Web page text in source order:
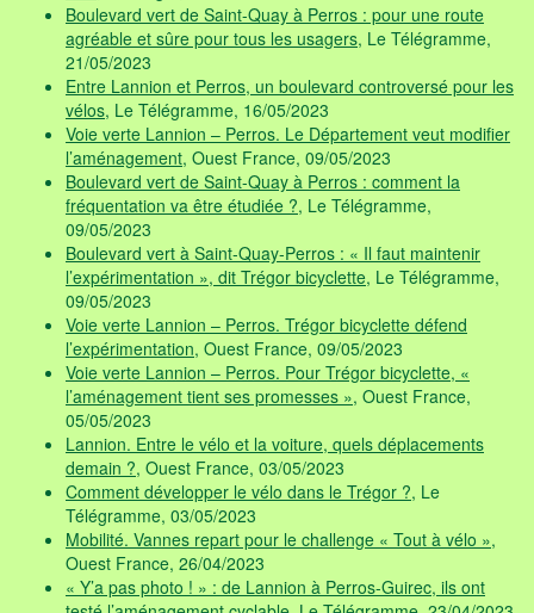
Boulevard vert de Saint-Quay à Perros : pour une route
agréable et sûre pour tous les usagers, Le Télégramme,
21/05/2023
Entre Lannion et Perros, un boulevard controversé pour les
vélos, Le Télégramme, 16/05/2023
Voie verte Lannion – Perros. Le Département veut modifier
l’aménagement, Ouest France, 09/05/2023
Boulevard vert de Saint-Quay à Perros : comment la
fréquentation va être étudiée ?, Le Télégramme,
09/05/2023
Boulevard vert à Saint-Quay-Perros : « Il faut maintenir
l’expérimentation », dit Trégor bicyclette, Le Télégramme,
09/05/2023
Voie verte Lannion – Perros. Trégor bicyclette défend
l’expérimentation, Ouest France, 09/05/2023
Voie verte Lannion – Perros. Pour Trégor bicyclette, «
l’aménagement tient ses promesses », Ouest France,
05/05/2023
Lannion. Entre le vélo et la voiture, quels déplacements
demain ?, Ouest France, 03/05/2023
Comment développer le vélo dans le Trégor ?, Le
Télégramme, 03/05/2023
Mobilité. Vannes repart pour le challenge « Tout à vélo »,
Ouest France, 26/04/2023
« Y’a pas photo ! » : de Lannion à Perros-Guirec, ils ont